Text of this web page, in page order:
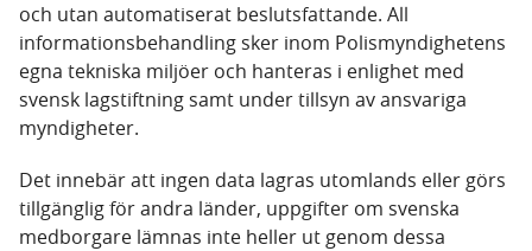
och utan automatiserat beslutsfattande. All
informationsbehandling sker inom Polismyndighetens
egna tekniska miljöer och hanteras i enlighet med
svensk lagstiftning samt under tillsyn av ansvariga
myndigheter.
Det innebär att ingen data lagras utomlands eller görs
tillgänglig för andra länder, uppgifter om svenska
medborgare lämnas inte heller ut genom dessa